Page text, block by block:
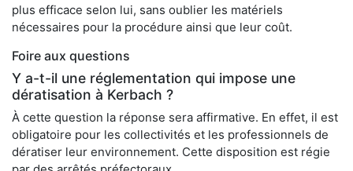
plus efficace selon lui, sans oublier les matériels
nécessaires pour la procédure ainsi que leur coût.
Foire aux questions
Y a-t-il une réglementation qui impose une
dératisation à Kerbach ?
À cette question la réponse sera affirmative. En effet, il est
obligatoire pour les collectivités et les professionnels de
dératiser leur environnement. Cette disposition est régie